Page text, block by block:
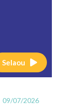
Selaou
09/07/2026